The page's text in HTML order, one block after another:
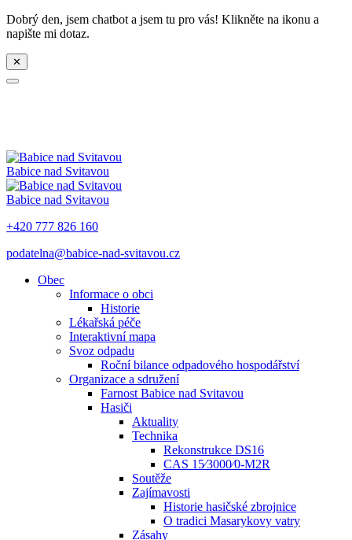
Dobrý den, jsem chatbot a jsem tu pro vás! Klikněte na ikonu a
napište mi dotaz.
✕
Babice nad Svitavou
Babice nad Svitavou
+420 777 826 160
podatelna@babice-nad-svitavou.cz
Obec
Informace o obci
Historie
Lékařská péče
Interaktivní mapa
Svoz odpadu
Roční bilance odpadového hospodářství
Organizace a sdružení
Farnost Babice nad Svitavou
Hasiči
Aktuality
Technika
Rekonstrukce DS16
CAS 15⁄3000⁄0-M2R
Soutěže
Zajímavosti
Historie hasičské zbrojnice
O tradici Masarykovy vatry
Zásahy